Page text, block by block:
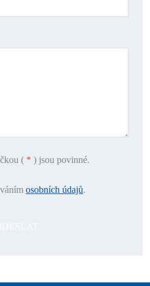
( * ) jsou povinné.
osobních údajů.